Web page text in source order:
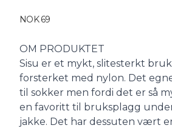
NOK 69
Description
OM PRODUKTET
Sisu er et mykt, slitesterkt
forsterket med nylon. Det
til sokker men fordi det er så
en favoritt til bruksplagg
jakke. Det har dessuten vært